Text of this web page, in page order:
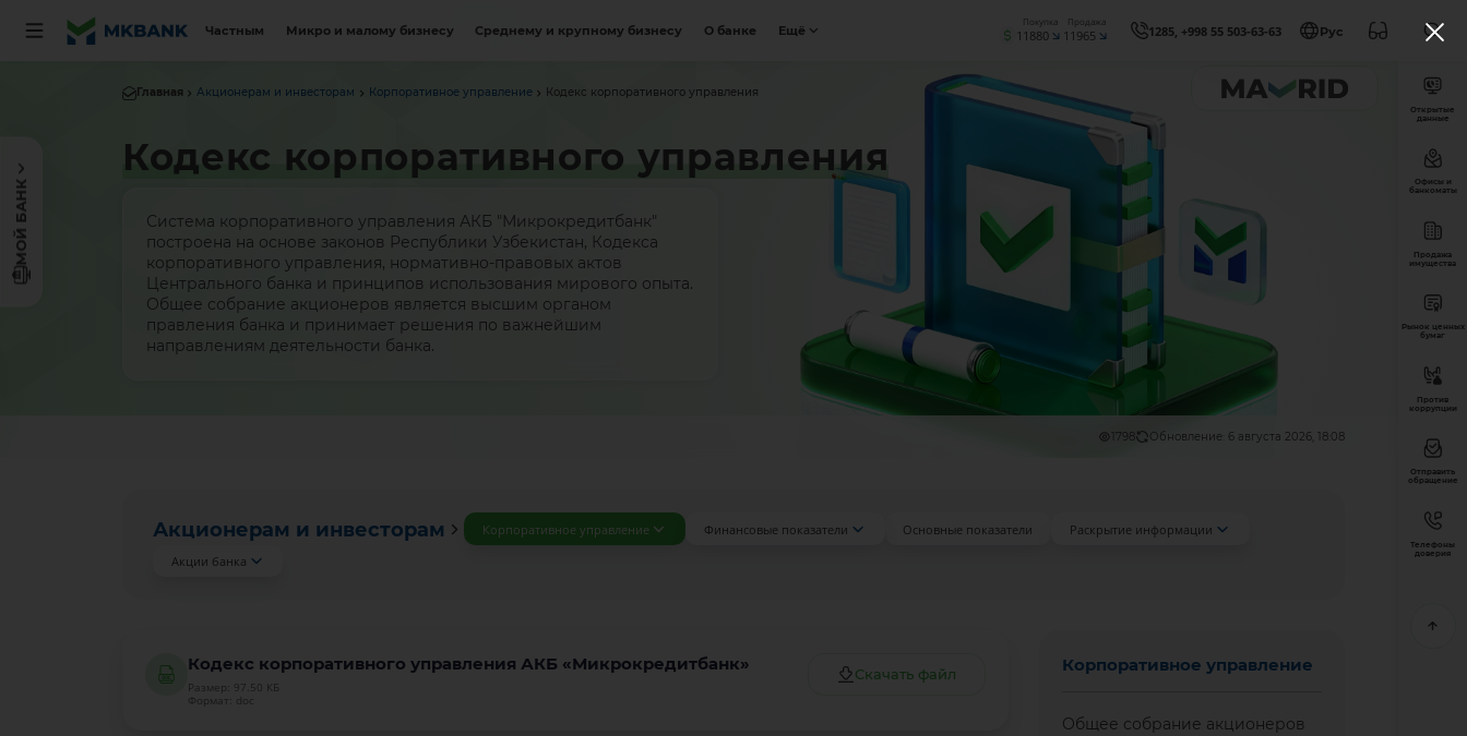
Частным Микро и малому бизнесу Среднему и крупному бизнесу О банке Ещё
Покупка
11880
Продажа
11965 1285, +998 55 503-63-63 Рус
МОЙ БАНК
Главная Акционерам и инвесторам Корпоративное управление Кодекс корпоративного управления
Кодекс корпоративного управления
Система корпоративного управления АКБ "Микрокредитбанк"
построена на основе законов Республики Узбекистан, Кодекса
корпоративного управления, нормативно-правовых актов
Центрального банка и принципов использования мирового опыта.
Общее собрание акционеров является высшим органом
правления банка и принимает решения по важнейшим
направлениям деятельности банка.
1798 Обновление: 6 августа 2026, 18:08
Акционерам и инвесторам Корпоративное управление Финансовые показатели Основные показатели
Раскрытие информации
Акции банка
Кодекс корпоративного управления АКБ «Микрокредитбанк»
Размер: 97.50 КБ
Формат: doc
Скачать файл Корпоративное управление
Общее собрание акционеров
Открытые
данные
Офисы и
банкоматы
Продажа
имущества
Рынок ценных
бумаг
Против
коррупции
Отправить
обращение
Телефоны
доверия